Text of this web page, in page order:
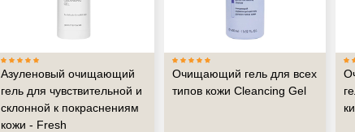
Азуленовый очищающий
гель для чувствительной и
склонной к покраснениям
кожи - Fresh
Очищающий гель для всех
типов кожи Cleancing Gel